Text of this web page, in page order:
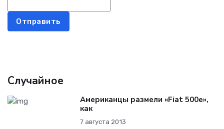
Отправить
Случайное
Американцы размели «Fiat 500e»,
как
7 августа 2013